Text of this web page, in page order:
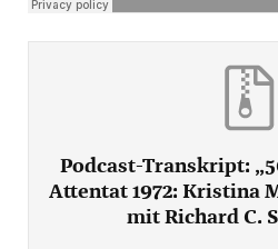
Podcast-Transkript:
Attentat 1972: Kristina
mit Richard C.